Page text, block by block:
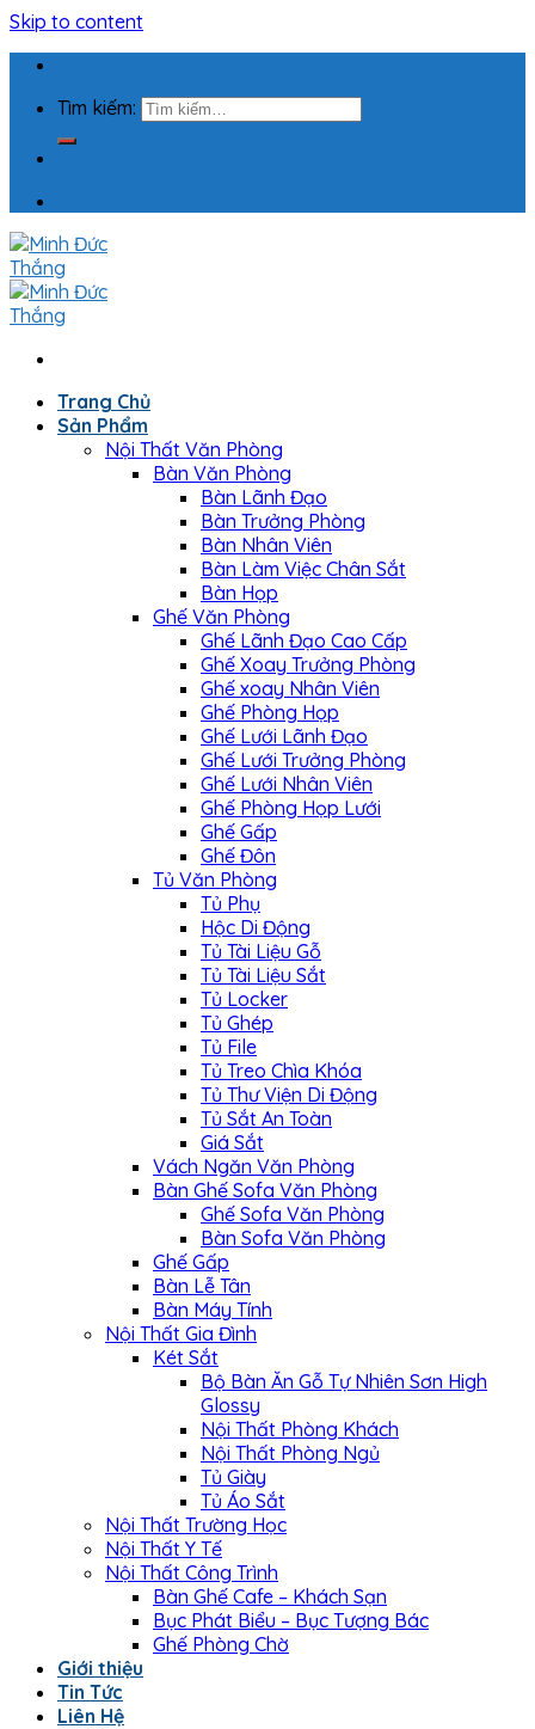
Skip to content
Tìm kiếm:
Trang Chủ
Sản Phẩm
Nội Thất Văn Phòng
Bàn Văn Phòng
Bàn Lãnh Đạo
Bàn Trưởng Phòng
Bàn Nhân Viên
Bàn Làm Việc Chân Sắt
Bàn Họp
Ghế Văn Phòng
Ghế Lãnh Đạo Cao Cấp
Ghế Xoay Trưởng Phòng
Ghế xoay Nhân Viên
Ghế Phòng Họp
Ghế Lưới Lãnh Đạo
Ghế Lưới Trưởng Phòng
Ghế Lưới Nhân Viên
Ghế Phòng Họp Lưới
Ghế Gấp
Ghế Đôn
Tủ Văn Phòng
Tủ Phụ
Hộc Di Động
Tủ Tài Liệu Gỗ
Tủ Tài Liệu Sắt
Tủ Locker
Tủ Ghép
Tủ File
Tủ Treo Chìa Khóa
Tủ Thư Viện Di Động
Tủ Sắt An Toàn
Giá Sắt
Vách Ngăn Văn Phòng
Bàn Ghế Sofa Văn Phòng
Ghế Sofa Văn Phòng
Bàn Sofa Văn Phòng
Ghế Gấp
Bàn Lễ Tân
Bàn Máy Tính
Nội Thất Gia Đình
Két Sắt
Bộ Bàn Ăn Gỗ Tự Nhiên Sơn High
Glossy
Nội Thất Phòng Khách
Nội Thất Phòng Ngủ
Tủ Giày
Tủ Áo Sắt
Nội Thất Trường Học
Nội Thất Y Tế
Nội Thất Công Trình
Bàn Ghế Cafe – Khách Sạn
Bục Phát Biểu – Bục Tượng Bác
Ghế Phòng Chờ
Giới thiệu
Tin Tức
Liên Hệ